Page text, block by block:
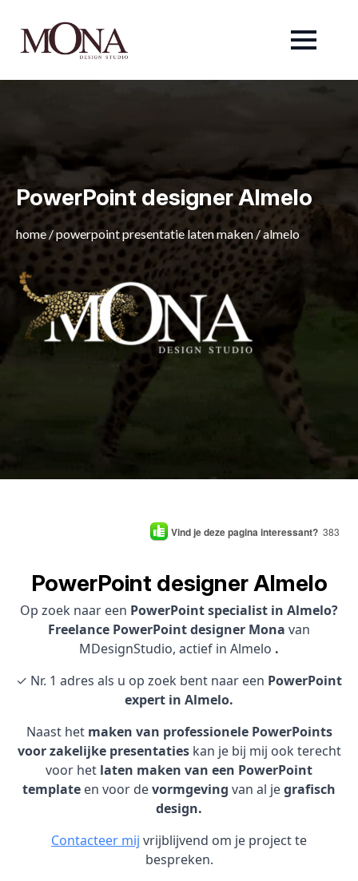
PowerPoint designer Almelo
home/powerpoint presentatie laten maken /almelo
Vind je deze pagina interessant? 383
PowerPoint designer Almelo
Op zoek naar een PowerPoint specialist in Almelo?
Freelance PowerPoint designer Mona van
MDesignStudio, actief in Almelo .
✓ Nr. 1 adres als u op zoek bent naar een PowerPoint
expert in Almelo.
Naast het maken van professionele PowerPoints
voor zakelijke presentatieskan je bij mij ook terecht
voor het laten maken van een PowerPoint
template en voor devormgeving van al jegrafisch
design.
Contacteer mij vrijblijvend om je project te
bespreken.